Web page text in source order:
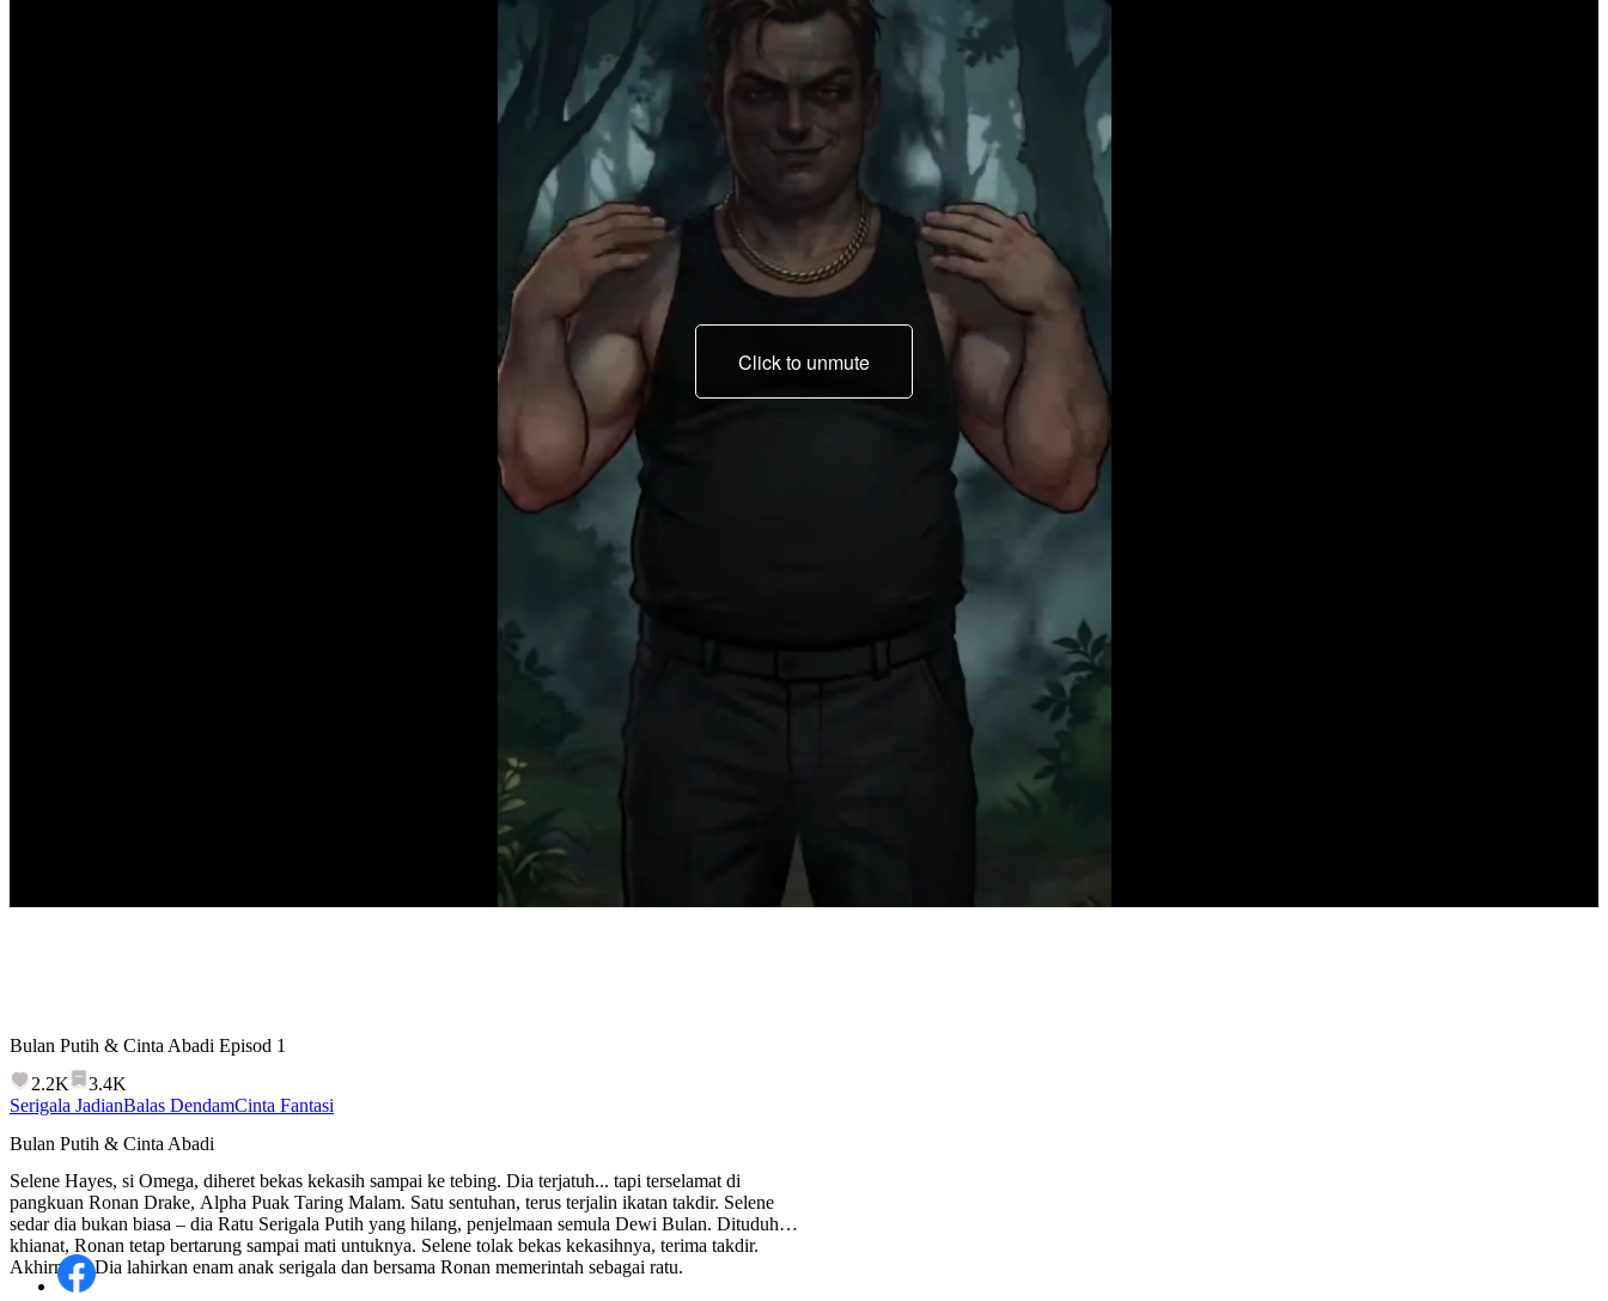
Click to unmute
Kau langsung tak ada
jiwa serigala
Bulan Putih & Cinta Abadi Episod 1
2.2K
3.4K
Serigala JadianBalas DendamCinta Fantasi
Bulan Putih & Cinta Abadi
Selene Hayes, si Omega, diheret bekas kekasih sampai ke tebing. Dia terjatuh... tapi terselamat di
pangkuan Ronan Drake, Alpha Puak Taring Malam. Satu sentuhan, terus terjalin ikatan takdir. Selene
sedar dia bukan biasa – dia Ratu Serigala Putih yang hilang, penjelmaan semula Dewi Bulan. Dituduh
khianat, Ronan tetap bertarung sampai mati untuknya. Selene tolak bekas kekasihnya, terima takdir.
Akhirnya? Dia lahirkan enam anak serigala dan bersama Ronan memerintah sebagai ratu.